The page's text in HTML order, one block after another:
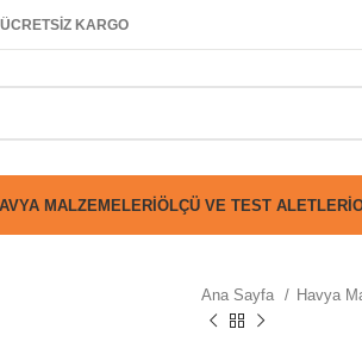
KARGO
MALZEMELERIÖLÇÜ VE TEST ALETLERI
Ana Sayfa Havya